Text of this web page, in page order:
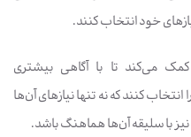
خود انتخاب کنند.
می‌کند تا با آگاهی بیشتری
کنند که نه تنها نیازهای آن‌ها
نیز با سلیقه آن‌ها هماهنگ باشد.